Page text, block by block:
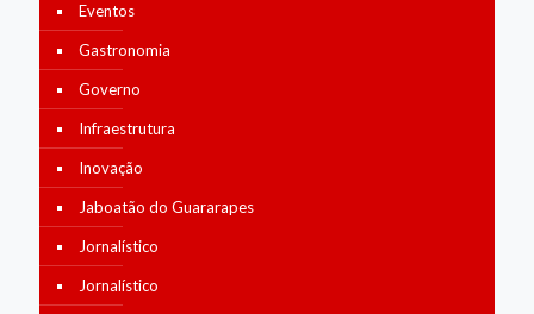
Eventos
Gastronomia
Governo
Infraestrutura
Inovação
Jaboatão do Guararapes
Jornalístico
Jornalístico